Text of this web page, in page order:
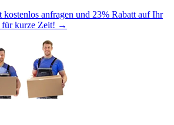
kostenlos anfragen und 23% Rabatt auf Ihr
kurze Zeit! →